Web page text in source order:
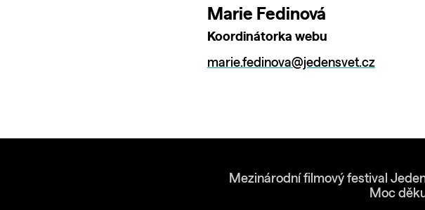
Marie Fedinová
Koordinátorka webu
marie.fedinova@jedensvet.cz
Mezinárodní filmový festival
Moc